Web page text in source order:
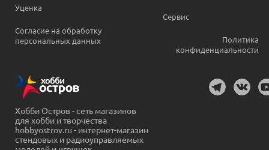
Уценка
Согласие на обработку
персональных данных
Сервис
Политика
конфиденциальности
Хобби Остров - сеть магазинов
для хобби и творчества
hobbyostrov.ru - интернет-магазин
стендовых и радиоуправляемых